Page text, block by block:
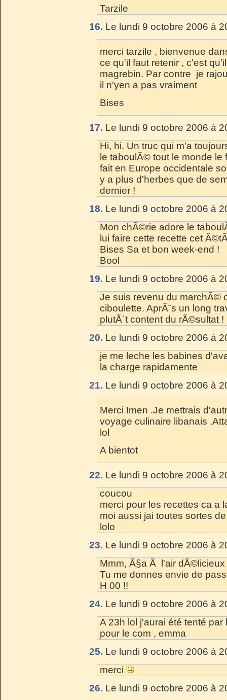
Tarzile
16. Le lundi 9 octobre 2006 à
merci tarzile , bienvenue
ce qu'il faut retenir , c'est
magrebin. Par contre je
il n'yen a pas vraiment
Bises
17. Le lundi 9 octobre 2006 à
Hi, hi. Un truc qui m'a
le taboulÃ© tout le monde
fait en Europe occidentale
y a plus d'herbes que de
dernier !
18. Le lundi 9 octobre 2006 à
Mon chÃ©rie adore le
lui faire cette recette cet
Bises Sa et bon week-end !
Bool
19. Le lundi 9 octobre 2006 à
Je suis revenu du marchÃ©
ciboulette. AprÃ¨s un long
plutÃ´t content du rÃ©sultat !
20. Le lundi 9 octobre 2006 à
je me leche les babines
la charge rapidamente
21. Le lundi 9 octobre 2006 à
Merci Imen .Je mettrais
voyage culinaire libanais
lol
A bientot
22. Le lundi 9 octobre 2006 à
coucou
merci pour les recettes ca a
moi aussi jai toutes sortes
lolo
23. Le lundi 9 octobre 2006 à
Mmm, Ã§a Ã l'air dÃ©licieux
Tu me donnes envie de
H 00 !!
24. Le lundi 9 octobre 2006 à
A 23h lol j'aurai été tenté
pour le com , emma
25. Le lundi 9 octobre 2006 à
merci
26. Le lundi 9 octobre 2006 à